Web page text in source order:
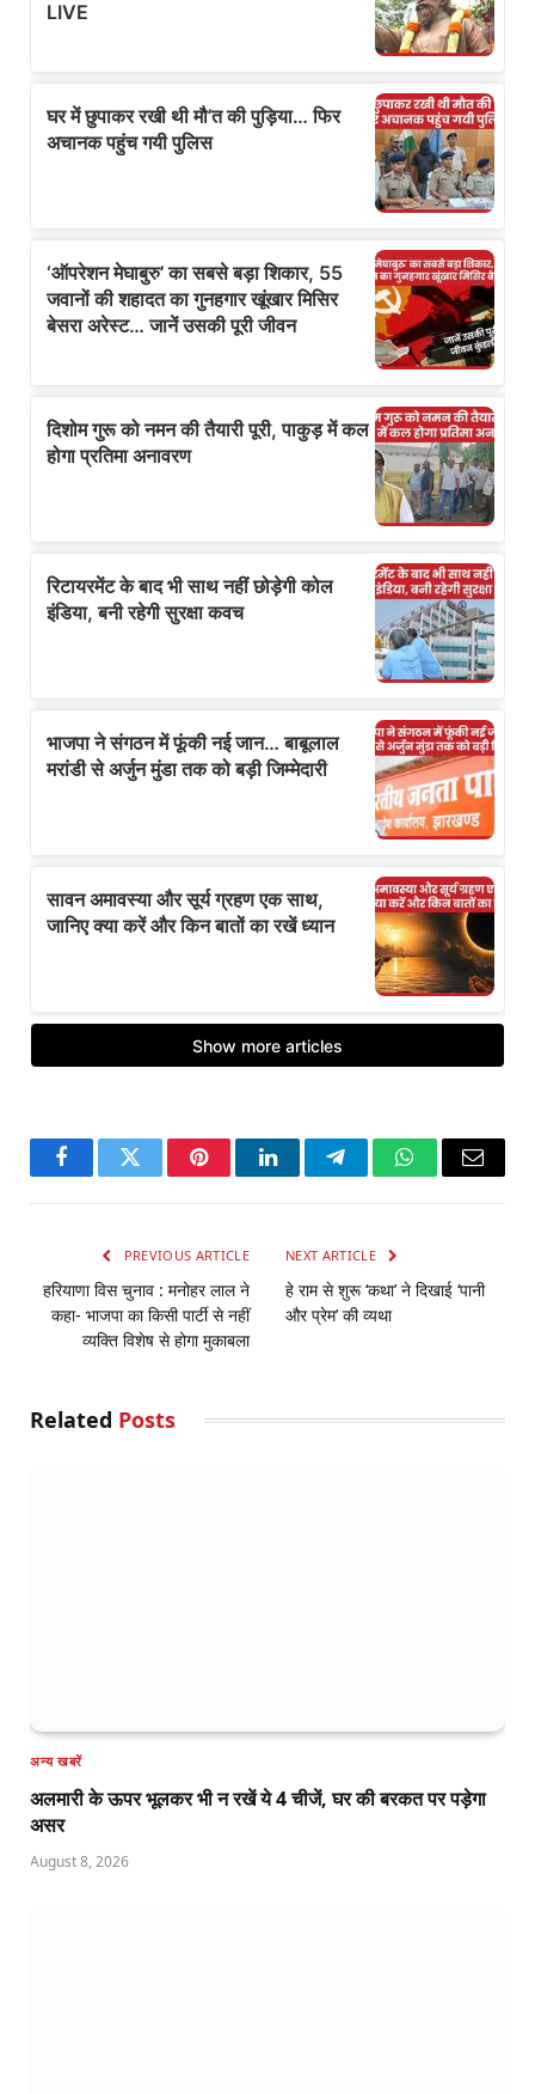
FacebookTwitter PinterestLinkedInTelegramWhatsApp
Email
PREVIOUS ARTICLE
हरियाणा विस चुनाव : मनोहर लाल ने
कहा- भाजपा का किसी पार्टी से नहीं
व्यक्ति विशेष से होगा मुकाबला
NEXT ARTICLE
हे राम से शुरू ‘कथा’ ने दिखाई ‘पानी
और प्रेम’ की व्यथा
Related Posts
अन्य खबरें
अलमारी के ऊपर भूलकर भी न रखें ये 4 चीजें, घर की बरकत पर पड़ेगा
असर
August 8, 2026